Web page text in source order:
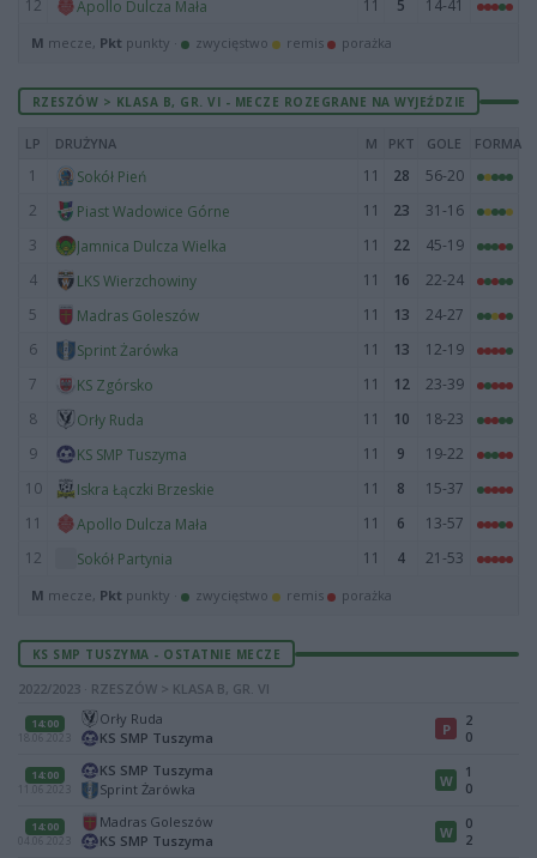
12 Apollo Dulcza Mała 11 5 14-41
M mecze, Pkt punkty · zwycięstwo remis porażka
RZESZÓW > KLASA B, GR. VI - MECZE ROZEGRANE NA WYJEŹDZIE
LP DRUŻYNA M PKT GOLE FORMA
1 Sokół Pień 11 28
56-20
2
Piast Wadowice Górne 11 23
31-16
3
Jamnica Dulcza Wielka 11 22
45-19
4
LKS Wierzchowiny 11 16
22-24
5
Madras Goleszów 11 13
24-27
6
Sprint Żarówka 11 13
12-19
7
KS Zgórsko 11 12
23-39
8
Orły Ruda 11 10
18-23
9
KS SMP Tuszyma 11 9
19-22
10
Iskra Łączki Brzeskie 11 8
15-37
11
Apollo Dulcza Mała 11 6
13-57
12
Sokół Partynia 11 4 21-53
M mecze, Pkt punkty · zwycięstwo remis porażka
KS SMP TUSZYMA - OSTATNIE MECZE
2022/2023 · RZESZÓW > KLASA B, GR. VI
14:00
18.06.2023
Orły Ruda
KS SMP Tuszyma
P
2
0
14:00
11.06.2023
KS SMP Tuszyma
Sprint Żarówka
W
1
0
14:00
04.06.2023
Madras Goleszów
KS SMP Tuszyma
W
0
2